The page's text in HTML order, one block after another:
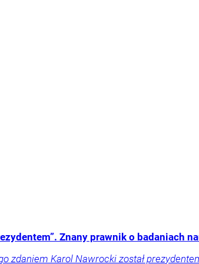
Znany prawnik o badaniach
zdaniem Karol Nawrocki został